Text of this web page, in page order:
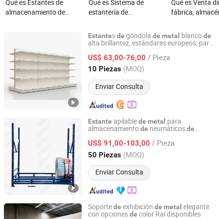
Qué es Estantes de
almacenamiento de
fábrica en China,
estantería de metal de
acero para rollos de tela,
estante de carga pesada
Qué es Sistema de
estantería de
acero para almacén,
estante de viga industrial
Qué es Venta
fábrica,
cantilever de
doble cara para
Estantesde góndola de metal blancode
alta brillantez, estándares europeos, para
US$ 63,00-76,00 / Pieza
10 Piezas (MOQ)
Enviar Consulta
Suzhou Highbright Store Fixtures Co., Ltd.
Jiangsu, China Desde 2012
Estante apilablede metal para
almacenamientode neumáticosde
US$ 91,00-103,00 / Pieza
50 Piezas (MOQ)
Enviar Consulta
Qingdao Upban Warehousing Logistics Equipment Co.,
Ltd
Shandong, China Desde 2024
Soportede exhibición de metal elegante
con opcionesde color Ral disponibles